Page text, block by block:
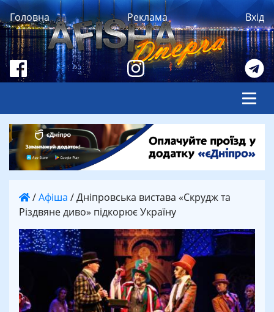
Головна Реклама Вхід
/Афіша /Дніпровська вистава «Скрудж та
Різдвяне диво» підкорює Україну